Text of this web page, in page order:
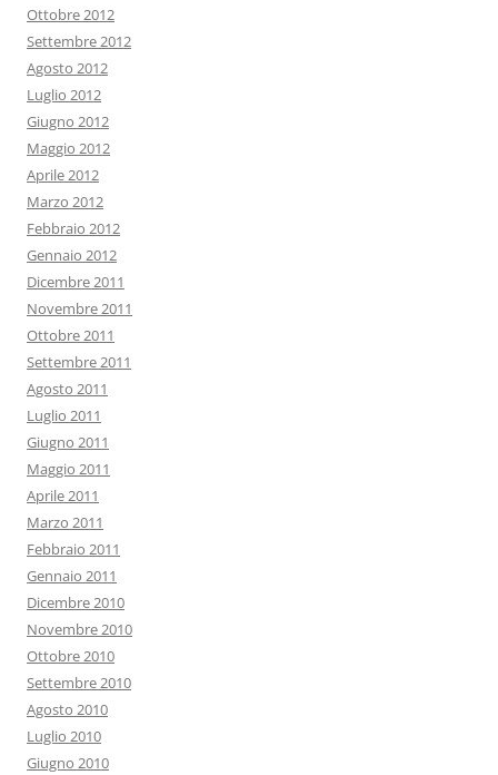
Ottobre 2012
Settembre 2012
Agosto 2012
Luglio 2012
Giugno 2012
Maggio 2012
Aprile 2012
Marzo 2012
Febbraio 2012
Gennaio 2012
Dicembre 2011
Novembre 2011
Ottobre 2011
Settembre 2011
Agosto 2011
Luglio 2011
Giugno 2011
Maggio 2011
Aprile 2011
Marzo 2011
Febbraio 2011
Gennaio 2011
Dicembre 2010
Novembre 2010
Ottobre 2010
Settembre 2010
Agosto 2010
Luglio 2010
Giugno 2010